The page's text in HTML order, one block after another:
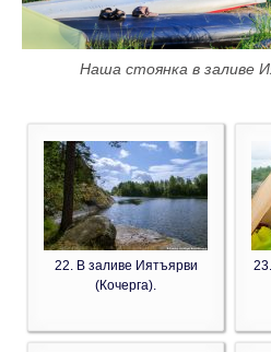
Наша стоянка в заливе
22. В заливе Иятъярви
(Кочерга).